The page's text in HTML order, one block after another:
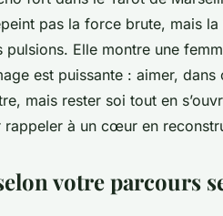
pas la force brute, mais
Elle montre une
est puissante : aimer,
mais rester soi tout en
rappeler à un cœur en
votre parcours